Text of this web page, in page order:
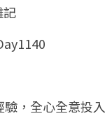
，全心全意投